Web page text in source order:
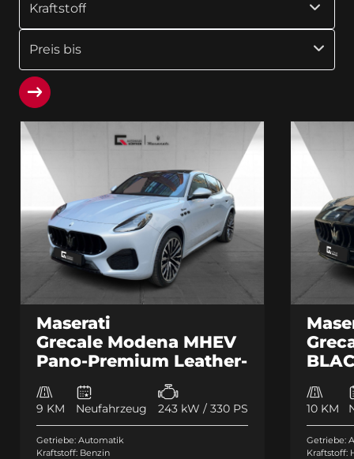
Kraftstoff
Preis bis
Maserati
Grecale Modena MHEV
Pano-Premium Leather-
360-21 Zoll-5.J Garantie
9 KM Neufahrzeug 243 kW / 330 PS
Getriebe: Automatik
Kraftstoff: Benzin
10 KM
Getriebe:
Kraftstoff: